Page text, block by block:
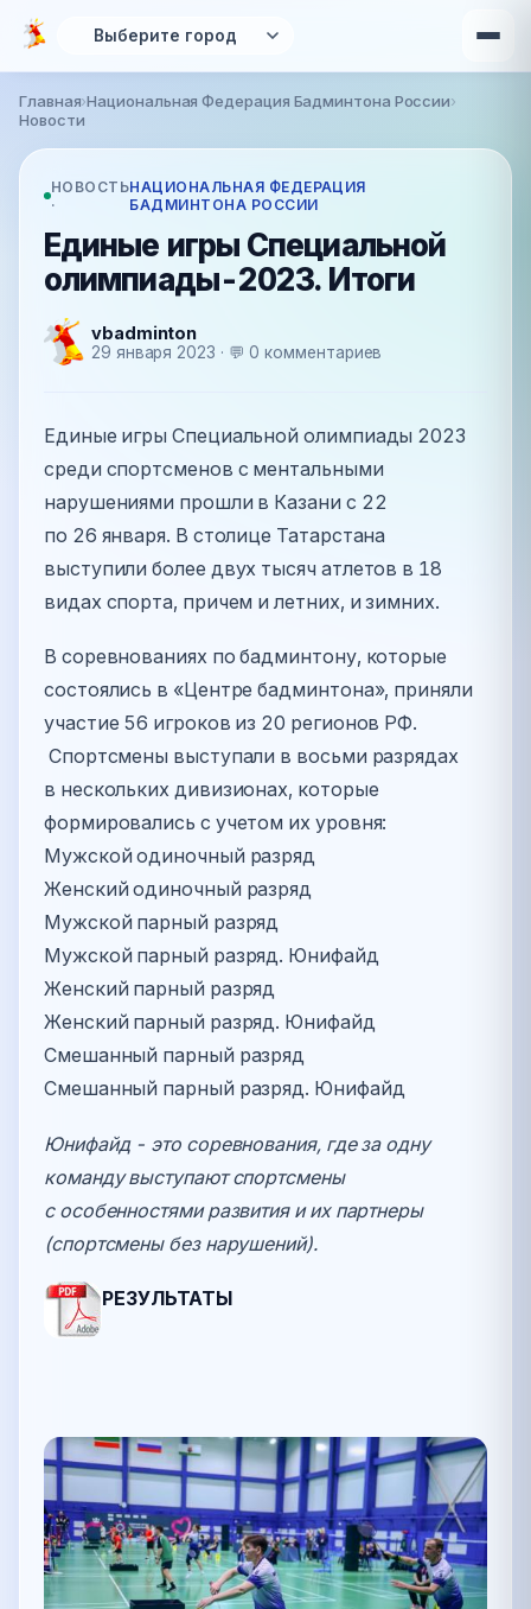
Перейти к основному содержанию
Вы здесь
Главная›Национальная Федерация Бадминтона России›
Новости
НОВОСТЬ
·
НАЦИОНАЛЬНАЯ ФЕДЕРАЦИЯ
БАДМИНТОНА РОССИИ
Единые игры Специальной
олимпиады-2023. Итоги
vbadminton
29 января 2023 · 💬 0 комментариев
Единые игры Специальной олимпиады 2023
среди спортсменов с ментальными
нарушениями прошли в Казани с 22
по 26 января. В столице Татарстана
выступили более двух тысяч атлетов в 18
видах спорта, причем и летних, и зимних.
В соревнованиях по бадминтону, которые
состоялись в «Центре бадминтона», приняли
участие 56 игроков из 20 регионов РФ.
Спортсмены выступали в восьми разрядах
в нескольких дивизионах, которые
формировались с учетом их уровня:
Мужской одиночный разряд
Женский одиночный разряд
Мужской парный разряд
Мужской парный разряд. Юнифайд
Женский парный разряд
Женский парный разряд. Юнифайд
Смешанный парный разряд
Смешанный парный разряд. Юнифайд
Юнифайд - это соревнования, где за одну
команду выступают спортсмены
с особенностями развития и их партнеры
(спортсмены без нарушений).
РЕЗУЛЬТАТЫ